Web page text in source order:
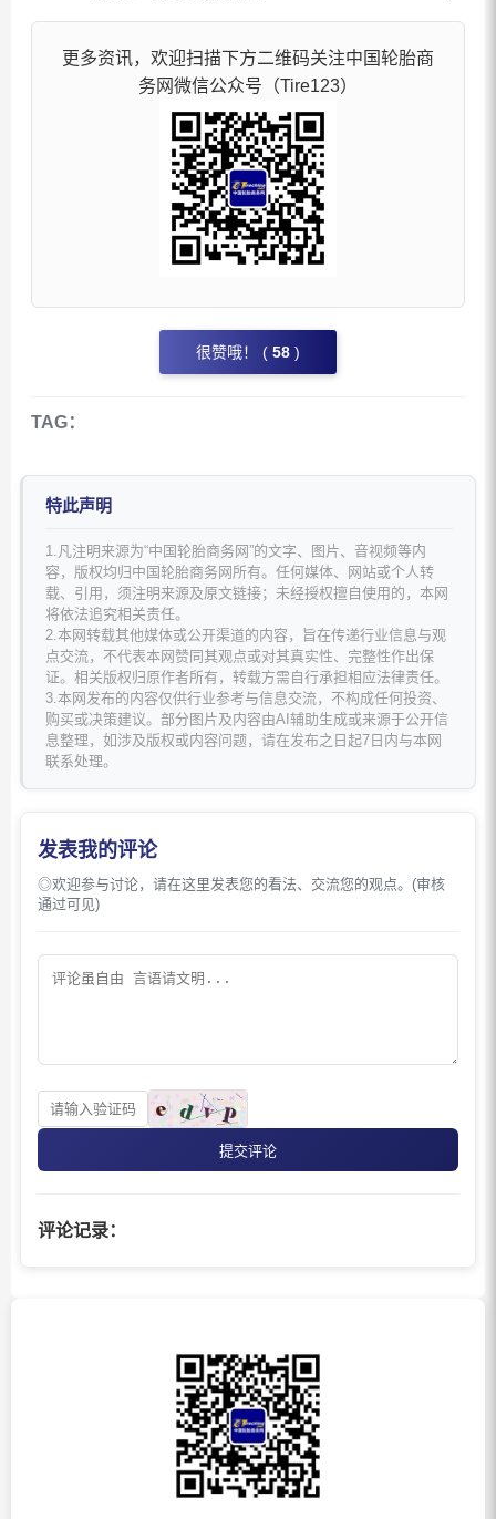
更多资讯，欢迎扫描下方二维码关注中国轮胎商
务网微信公众号（Tire123）
很赞哦！ ( 58 )
TAG：
特此声明
1.凡注明来源为“中国轮胎商务网”的文字、图片、音视频等内
容，版权均归中国轮胎商务网所有。任何媒体、网站或个人转
载、引用，须注明来源及原文链接；未经授权擅自使用的，本网
将依法追究相关责任。
2.本网转载其他媒体或公开渠道的内容，旨在传递行业信息与观
点交流，不代表本网赞同其观点或对其真实性、完整性作出保
证。相关版权归原作者所有，转载方需自行承担相应法律责任。
3.本网发布的内容仅供行业参考与信息交流，不构成任何投资、
购买或决策建议。部分图片及内容由AI辅助生成或来源于公开信
息整理，如涉及版权或内容问题，请在发布之日起7日内与本网
联系处理。
发表我的评论
◎欢迎参与讨论，请在这里发表您的看法、交流您的观点。(审核
通过可见)
提交评论
评论记录：